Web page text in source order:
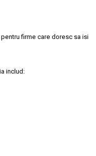
firme care doresc sa isi
includ: